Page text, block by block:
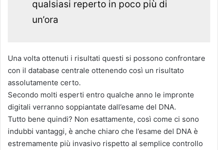
qualsiasi reperto in poco più di
un’ora
Una volta ottenuti i risultati questi si possono confrontare
con il database centrale ottenendo così un risultato
assolutamente certo.
Secondo molti esperti entro qualche anno le impronte
digitali verranno soppiantate dall’esame del DNA.
Tutto bene quindi? Non esattamente, così come ci sono
indubbi vantaggi, è anche chiaro che l’esame del DNA è
estremamente più invasivo rispetto al semplice controllo